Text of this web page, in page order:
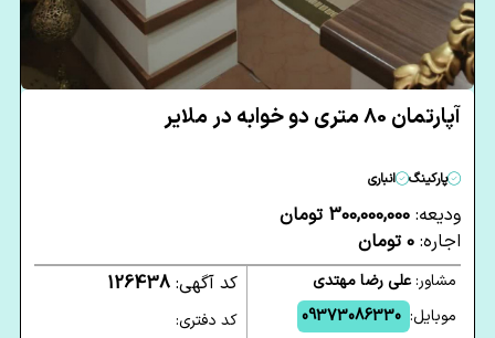
آپارتمان 80 متری دو خوابه در ملایر
پارکینگ انباری
ودیعه: 300,000,000 تومان
اجاره: 0 تومان
مشاور:علی رضا مهتدی
موبایل: 09373086330
کد آگهی: 126438
کد دفتری: